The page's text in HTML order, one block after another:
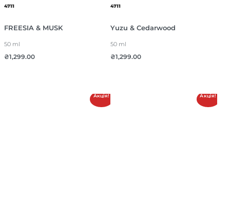
4711
FREESIA & MUSK
50 ml
₴1,299.00
4711
Yuzu & Cedarwood
50 ml
₴1,299.00
Акція! Акція!